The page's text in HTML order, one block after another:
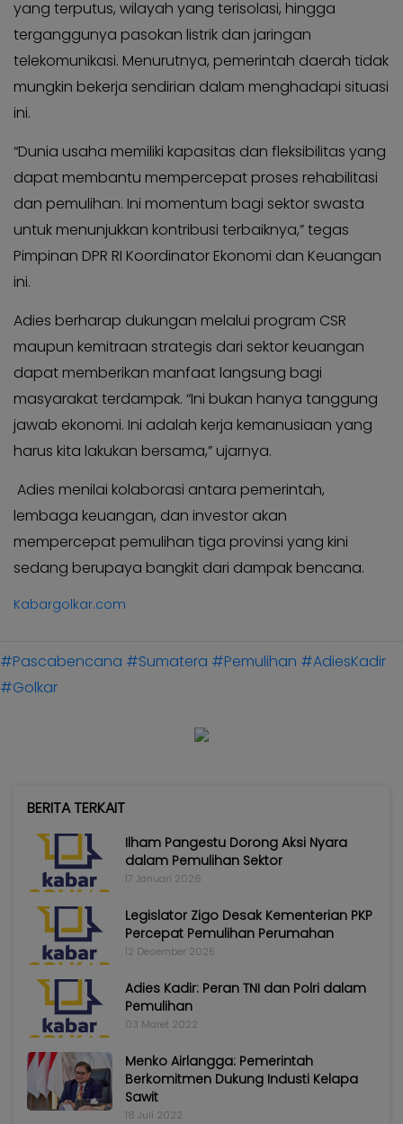
yang terputus, wilayah yang terisolasi, hingga
terganggunya pasokan listrik dan jaringan
telekomunikasi. Menurutnya, pemerintah daerah tidak
mungkin bekerja sendirian dalam menghadapi situasi
ini.
“Dunia usaha memiliki kapasitas dan fleksibilitas yang
dapat membantu mempercepat proses rehabilitasi
dan pemulihan. Ini momentum bagi sektor swasta
untuk menunjukkan kontribusi terbaiknya,” tegas
Pimpinan DPR RI Koordinator Ekonomi dan Keuangan
ini.
Adies berharap dukungan melalui program CSR
maupun kemitraan strategis dari sektor keuangan
dapat memberikan manfaat langsung bagi
masyarakat terdampak. “Ini bukan hanya tanggung
jawab ekonomi. Ini adalah kerja kemanusiaan yang
harus kita lakukan bersama,” ujarnya.
Adies menilai kolaborasi antara pemerintah,
lembaga keuangan, dan investor akan
mempercepat pemulihan tiga provinsi yang kini
sedang berupaya bangkit dari dampak bencana.
Kabargolkar.com
#Pascabencana #Sumatera #Pemulihan #AdiesKadir
#Golkar
BERITA TERKAIT
Ilham Pangestu Dorong Aksi Nyara
dalam Pemulihan Sektor
17 Januari 2026
Legislator Zigo Desak Kementerian PKP
Percepat Pemulihan Perumahan
12 Desember 2025
Adies Kadir: Peran TNI dan Polri dalam
Pemulihan
03 Maret 2022
Menko Airlangga: Pemerintah
Berkomitmen Dukung Industi Kelapa
Sawit
18 Juli 2022